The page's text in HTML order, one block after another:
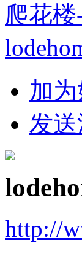
爬花
加
发
http://